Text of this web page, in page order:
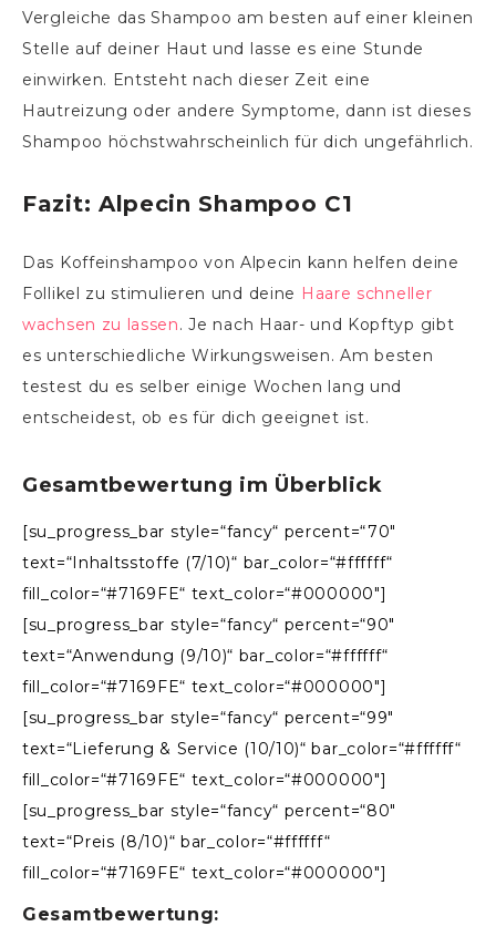
Vergleiche das Shampoo am besten auf einer kleinen
Stelle auf deiner Haut und lasse es eine Stunde
einwirken. Entsteht nach dieser Zeit eine
Hautreizung oder andere Symptome, dann ist dieses
Shampoo höchstwahrscheinlich für dich ungefährlich.
Fazit: Alpecin Shampoo C1
Das Koffeinshampoo von Alpecin kann helfen deine
Follikel zu stimulieren und deine Haare schneller
wachsen zu lassen. Je nach Haar- und Kopftyp gibt
es unterschiedliche Wirkungsweisen. Am besten
testest du es selber einige Wochen lang und
entscheidest, ob es für dich geeignet ist.
Gesamtbewertung im Überblick
[su_progress_bar style=“fancy“ percent=“70″
text=“Inhaltsstoffe (7/10)“ bar_color=“#ffffff“
fill_color=“#7169FE“ text_color=“#000000″]
[su_progress_bar style=“fancy“ percent=“90″
text=“Anwendung (9/10)“ bar_color=“#ffffff“
fill_color=“#7169FE“ text_color=“#000000″]
[su_progress_bar style=“fancy“ percent=“99″
text=“Lieferung & Service (10/10)“ bar_color=“#ffffff“
fill_color=“#7169FE“ text_color=“#000000″]
[su_progress_bar style=“fancy“ percent=“80″
text=“Preis (8/10)“ bar_color=“#ffffff“
fill_color=“#7169FE“ text_color=“#000000″]
Gesamtbewertung: